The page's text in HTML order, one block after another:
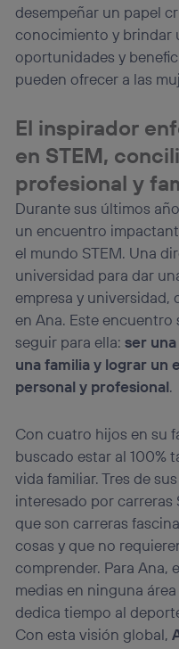
desempeñar un papel
conocimiento y brindar
oportunidades y
pueden ofrecer a las
El inspirador
en STEM,
profesional y
Durante sus últimos
un encuentro
el mundo STEM. Una
universidad para dar
empresa y universidad,
en Ana. Este
seguir para ella:ser
una familia y lograr un
personal y profesional.
Con cuatro hijos en su
buscado estar al 100%
vida familiar. Tres de
interesado por carreras
que son carreras
cosas y que no
comprender. Para Ana,
medias en ninguna
dedica tiempo al
Con esta visión global,